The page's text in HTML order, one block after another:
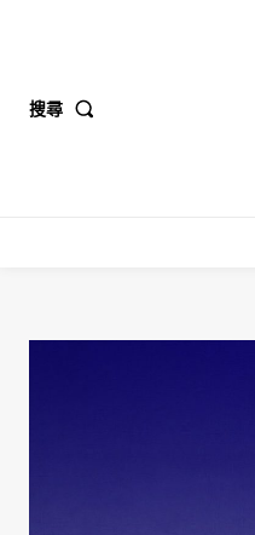
搜尋